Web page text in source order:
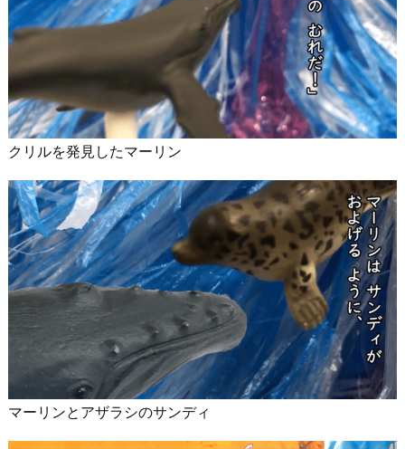
クリルを発見したマーリン
マーリンとアザラシのサンディ